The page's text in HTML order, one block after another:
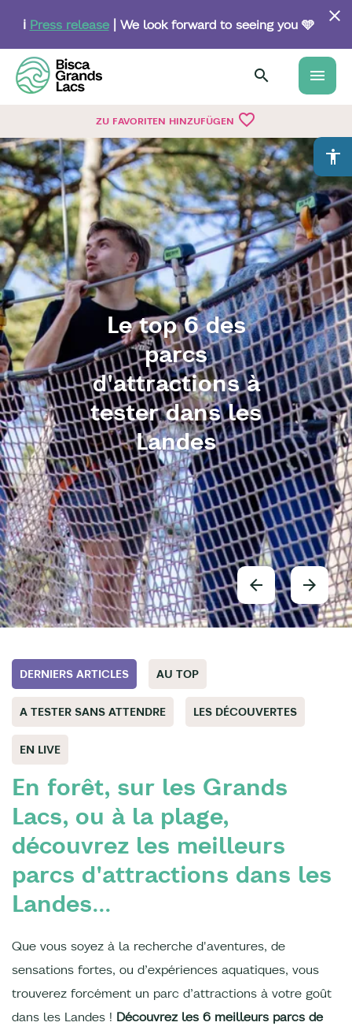
content
ℹ️ Press release| We look forward to seeing you 🩵
menu
ZU FAVORITEN HINZUFÜGEN favorite_border
accessibility
Le top 6 des
parcs
d'attractions à
tester dans les
Landes
DERNIERS ARTICLES AU TOP
A TESTER SANS ATTENDRE LES DÉCOUVERTES
EN LIVE
En forêt, sur les Grands
Lacs, ou à la plage,
découvrez les meilleurs
parcs d'attractions dans les
Landes...
Que vous soyez à la recherche d'aventures, de
sensations fortes, ou d’expériences aquatiques, vous
trouverez forcément un parc d’attractions à votre goût
dans les Landes ! Découvrez les 6 meilleurs parcs de